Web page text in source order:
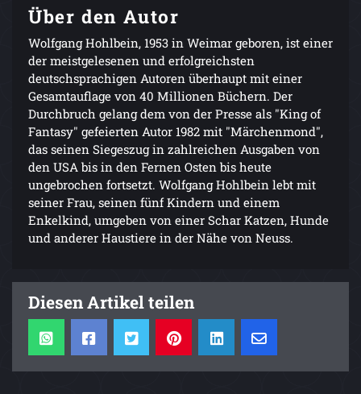
Über den Autor
Wolfgang Hohlbein, 1953 in Weimar geboren, ist einer
der meistgelesenen und erfolgreichsten
deutschsprachigen Autoren überhaupt mit einer
Gesamtauflage von 40 Millionen Büchern. Der
Durchbruch gelang dem von der Presse als "King of
Fantasy" gefeierten Autor 1982 mit "Märchenmond",
das seinen Siegeszug in zahlreichen Ausgaben von
den USA bis in den Fernen Osten bis heute
ungebrochen fortsetzt. Wolfgang Hohlbein lebt mit
seiner Frau, seinen fünf Kindern und einem
Enkelkind, umgeben von einer Schar Katzen, Hunde
und anderer Haustiere in der Nähe von Neuss.
Diesen Artikel teilen